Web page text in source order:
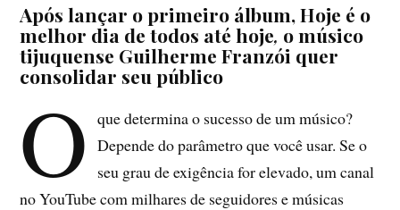
Após lançar o primeiro álbum, Hoje é o
melhor dia de todos até hoje, o músico
tijuquense Guilherme Franzói quer
consolidar seu público
O que determina o sucesso de um músico?
Depende do parâmetro que você usar. Se o
seu grau de exigência for elevado, um canal
no YouTube com milhares de seguidores e músicas